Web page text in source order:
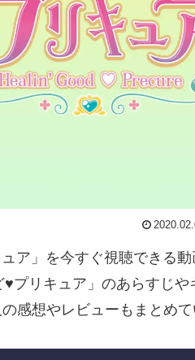
ア」を今すぐ視聴できる
プリキュア」のあらすじや
感想やレビューもまとめて